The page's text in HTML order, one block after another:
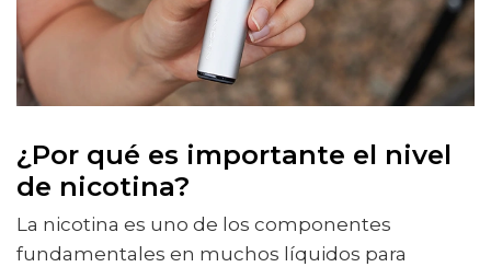
¿Por qué es importante el nivel
de nicotina?
La nicotina es uno de los componentes
fundamentales en muchos líquidos para